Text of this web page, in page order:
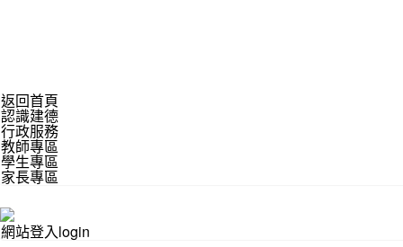
返回首頁
認識建德
行政服務
教師專區
學生專區
家長專區
網站登入login